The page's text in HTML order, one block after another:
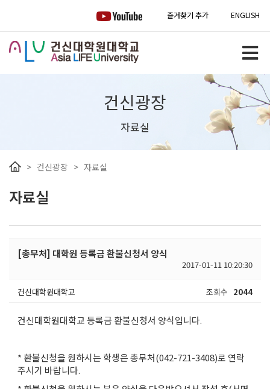
즐겨찾기 추가 ENGLISH
건신광장
자료실
> 건신광장 > 자료실
자료실
[총무처] 대학원 등록금 환불신청서 양식
2017-01-11 10:20:30
건신대학원대학교 조회수 2044
건신대학원대학교 등록금 환불신청서 양식입니다.
* 환불신청을 원하시는 학생은 총무처(042-721-3408)로 연락
주시기 바랍니다.